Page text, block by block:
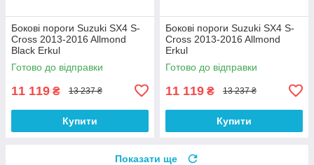
Бокові пороги Suzuki SX4 S-
Cross 2013-2016 Allmond
Black Erkul
Готово до відправки
11 119 ₴ 13 237 ₴
Купити
Бокові пороги Suzuki SX4 S-
Cross 2013-2016 Allmond
Erkul
Готово до відправки
11 119 ₴ 13 237 ₴
Купити
Показати ще